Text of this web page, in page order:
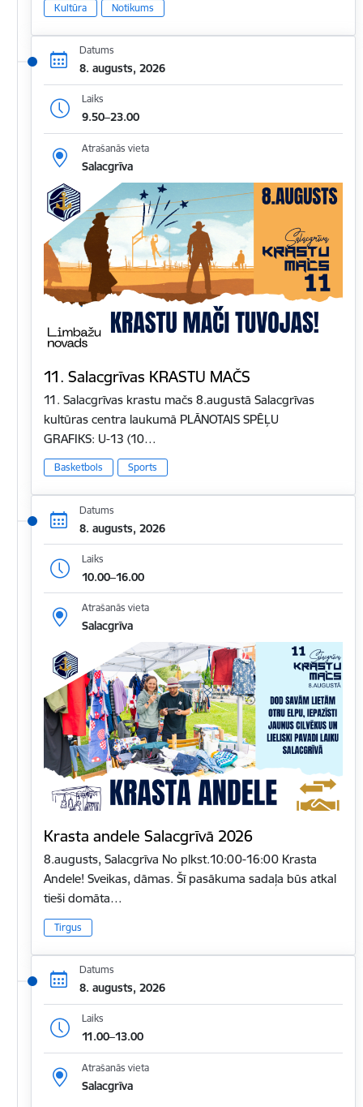
Kultūra Notikums
Datums
8. augusts, 2026
Laiks
9.50–23.00
Atrašanās vieta
Salacgrīva
11. Salacgrīvas KRASTU MAČS
11. Salacgrīvas krastu mačs 8.augustā Salacgrīvas
kultūras centra laukumā PLĀNOTAIS SPĒĻU
GRAFIKS: U-13 (10…
Basketbols Sports
Datums
8. augusts, 2026
Laiks
10.00–16.00
Atrašanās vieta
Salacgrīva
Krasta andele Salacgrīvā 2026
8.augusts, Salacgrīva No plkst.10:00-16:00 Krasta
Andele! Sveikas, dāmas. Šī pasākuma sadaļa būs atkal
tieši domāta…
Tirgus
Datums
8. augusts, 2026
Laiks
11.00–13.00
Atrašanās vieta
Salacgrīva